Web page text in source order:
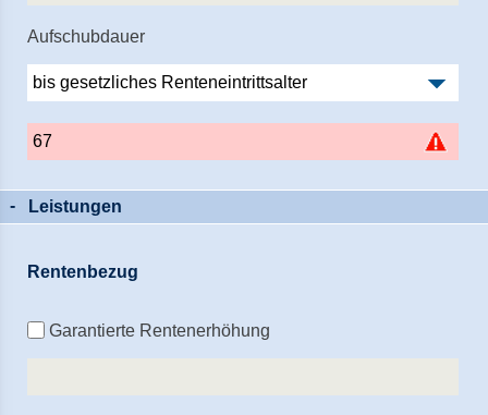
Aufschubdauer
Leistungen
Rentenbezug
Garantierte Rentenerhöhung